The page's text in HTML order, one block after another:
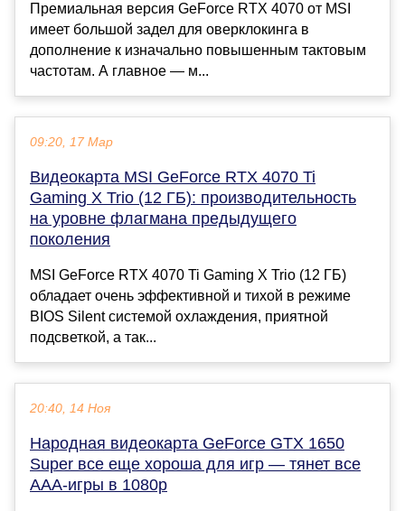
Премиальная версия GeForce RTX 4070 от MSI
имеет большой задел для оверклокинга в
дополнение к изначально повышенным тактовым
частотам. А главное — м...
09:20, 17 Мар
Видеокарта MSI GeForce RTX 4070 Ti
Gaming X Trio (12 ГБ): производительность
на уровне флагмана предыдущего
поколения
MSI GeForce RTX 4070 Ti Gaming X Trio (12 ГБ)
обладает очень эффективной и тихой в режиме
BIOS Silent системой охлаждения, приятной
подсветкой, а так...
20:40, 14 Ноя
Народная видеокарта GeForce GTX 1650
Super все еще хороша для игр — тянет все
ААА-игры в 1080p